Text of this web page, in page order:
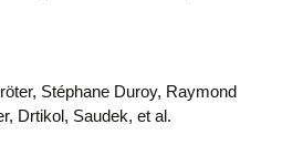
Stéphane Duroy, Raymond
Drtikol, Saudek, et al.